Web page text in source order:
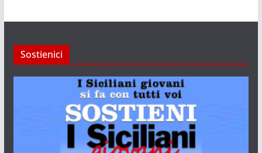
Sostienici